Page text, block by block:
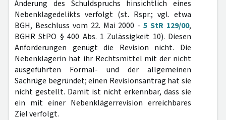
Änderung des Schuldspruchs hinsichtlich eines
Nebenklagedelikts verfolgt (st. Rspr.; vgl. etwa
BGH, Beschluss vom 22. Mai 2000 -5 StR 129/00,
BGHR StPO § 400 Abs. 1 Zulässigkeit 10). Diesen
Anforderungen genügt die Revision nicht. Die
Nebenklägerin hat ihr Rechtsmittel mit der nicht
ausgeführten Formal- und der allgemeinen
Sachrüge begründet; einen Revisionsantrag hat sie
nicht gestellt. Damit ist nicht erkennbar, dass sie
ein mit einer Nebenklägerrevision erreichbares
Ziel verfolgt.